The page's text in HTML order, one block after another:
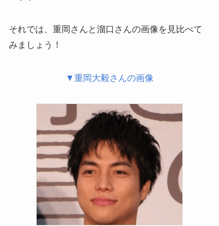
それでは、重岡さんと溜口さんの画像を見比べて
みましょう！
▼重岡大毅さんの画像